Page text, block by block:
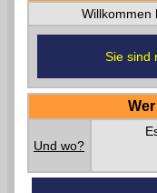
Willkommen
Sie sind
Und wo?